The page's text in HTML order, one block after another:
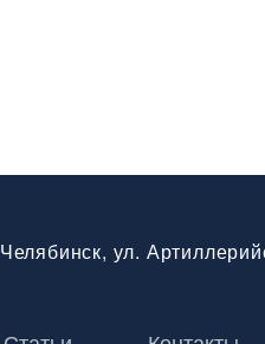
Челябинск, ул.